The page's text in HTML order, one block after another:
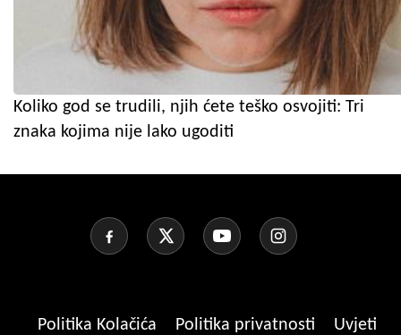
Koliko god se trudili, njih ćete teško osvojiti: Tri
znaka kojima nije lako ugoditi
Politika Kolačića Politika privatnosti
Uvjeti